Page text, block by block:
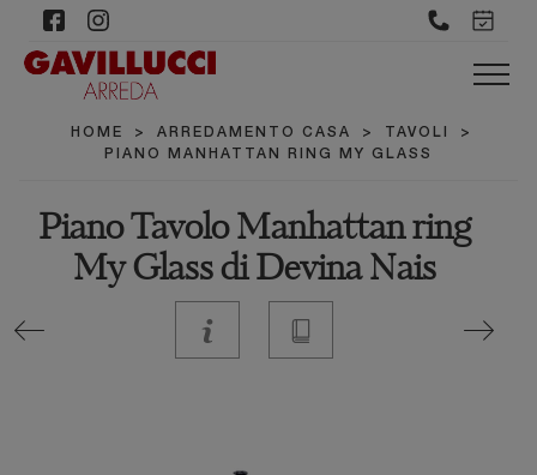
HOME > ARREDAMENTO CASA > TAVOLI
>
PIANO MANHATTAN RING MY GLASS
Piano Tavolo Manhattan ring
My Glass di Devina Nais